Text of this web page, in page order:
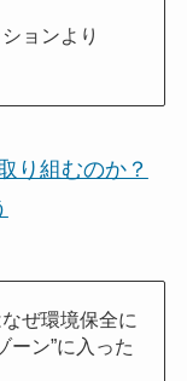
ョンより
り組むのか？
ぜ環境保全に
ーン”に入った